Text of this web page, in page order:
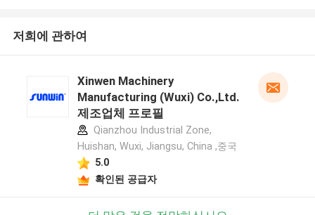
저희에 관하여
Xinwen Machinery
Manufacturing (Wuxi) Co.,Ltd.
제조업체 프로필
Qianzhou Industrial Zone,
Huishan, Wuxi, Jiangsu, China ,중국
5.0
확인된 공급자